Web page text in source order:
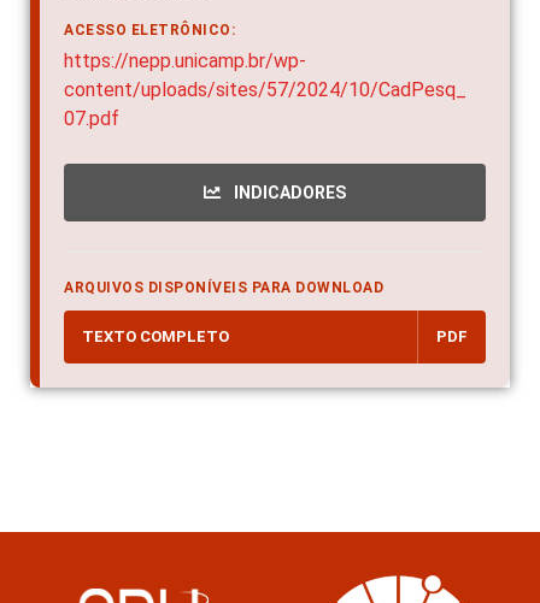
ACESSO ELETRÔNICO:
https://nepp.unicamp.br/wp-
content/uploads/sites/57/2024/10/CadPesq_
07.pdf
INDICADORES
ARQUIVOS DISPONÍVEIS PARA DOWNLOAD
TEXTO COMPLETO PDF